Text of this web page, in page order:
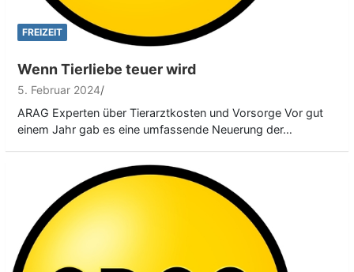
FREIZEIT
Wenn Tierliebe teuer wird
5. Februar 2024
ARAG Experten über Tierarztkosten und Vorsorge Vor gut
einem Jahr gab es eine umfassende Neuerung der…